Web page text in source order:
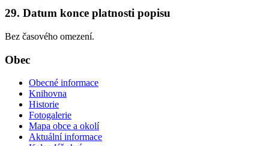
29. Datum konce platnosti popisu
Bez časového omezení.
Obec
Obecné informace
Knihovna
Historie
Fotogalerie
Mapa obce a okolí
Aktuální informace